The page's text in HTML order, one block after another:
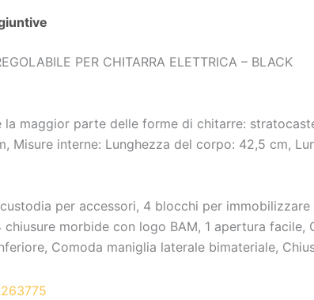
PER CHITARRA ELETTRICA – BLACK
maggior parte delle forme di chitarre:
Misure interne: Lunghezza del corpo: 42,5 cm,
custodia per accessori, 4 blocchi per
4 chiusure morbide con logo BAM, 1 apertura
Comoda maniglia laterale bimateriale,